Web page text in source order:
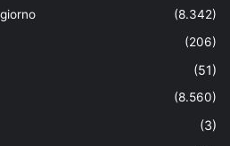
(8.342)
(206)
(51)
(8.560)
(3)